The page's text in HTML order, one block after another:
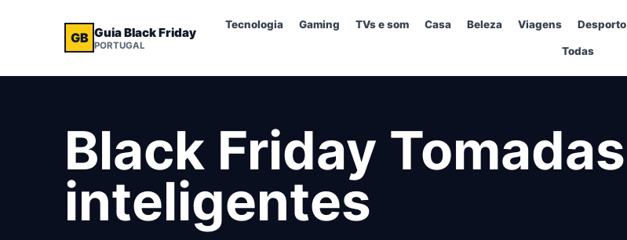
GB Guia Black Friday
PORTUGAL
Tecnologia Gaming TVs e som Casa Beleza Viagens Desporto
Todas
Black Friday Tomadas
inteligentes